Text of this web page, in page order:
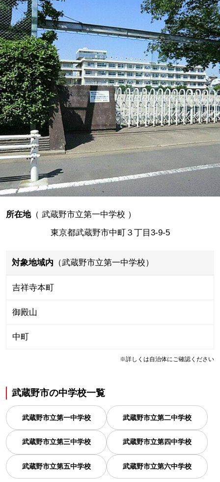
所在地（ 武蔵野市立第一中学校 ）
東京都武蔵野市中町３丁目3-9-5
対象地域内 （武蔵野市立第一中学校）
吉祥寺本町
御殿山
中町
※詳しくは自治体にご確認ください
武蔵野市の中学校一覧
武蔵野市立第一中学校 武蔵野市立第二中学校
武蔵野市立第三中学校 武蔵野市立第四中学校
武蔵野市立第五中学校 武蔵野市立第六中学校